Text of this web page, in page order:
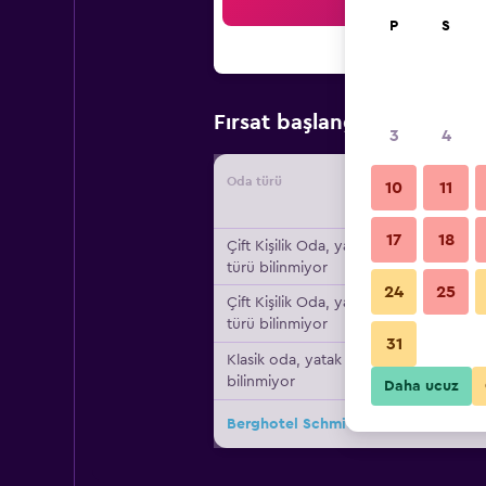
Fırsat başlangıç fiyatı
Oda türü Tedarikçi
Çift ​Kişilik Oda, yatak
türü bilinmiyor
Çift ​Kişilik Oda, yatak
türü bilinmiyor
Klasik oda, yatak türü
bilinmiyor
Berghotel Schmittenhöhe - 2000m
P S
3 4
10 11
17 18
24 25
31
Daha ucuz